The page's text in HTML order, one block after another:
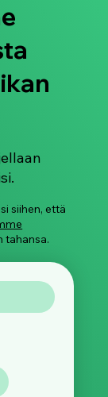
siihen, että
tahansa.